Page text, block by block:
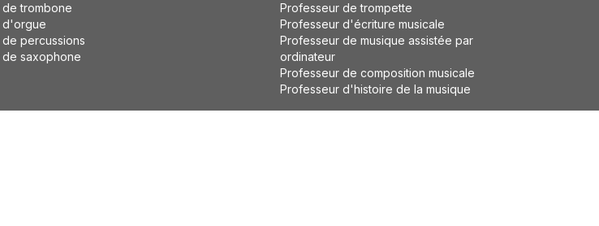
trombone
d'orgue
percussions
saxophone
Professeur de trompette
Professeur d'écriture musicale
Professeur de musique assistée par
ordinateur
Professeur de composition musicale
Professeur d'histoire de la musique